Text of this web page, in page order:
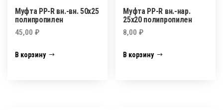
Муфта PP-R вн.-вн. 50х25
полипропилен
45,00 ₽
В корзину
Муфта PP-R вн.-нар.
25х20 полипропилен
8,00₽
В корзину